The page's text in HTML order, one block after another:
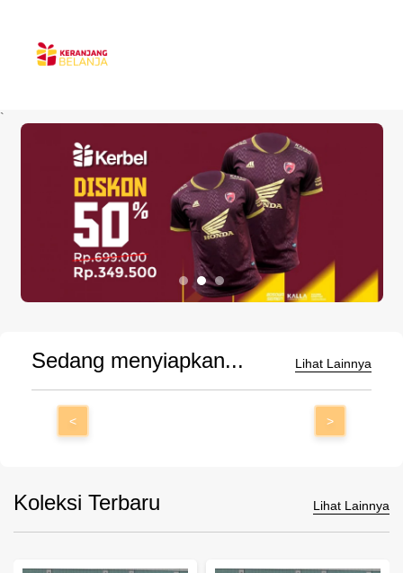
`
Sedang menyiapkan... Lihat Lainnya
< >
Koleksi Terbaru Lihat Lainnya